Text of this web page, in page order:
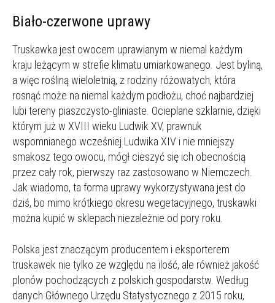
Biało-czerwone uprawy
Truskawka jest owocem uprawianym w niemal każdym
kraju leżącym w strefie klimatu umiarkowanego. Jest byliną,
a więc rośliną wieloletnią, z rodziny różowatych, która
rosnąć może na niemal każdym podłożu, choć najbardziej
lubi tereny piaszczysto-gliniaste. Ocieplane szklarnie, dzięki
którym już w XVIII wieku Ludwik XV, prawnuk
wspomnianego wcześniej Ludwika XIV i nie mniejszy
smakosz tego owocu, mógł cieszyć się ich obecnością
przez cały rok, pierwszy raz zastosowano w Niemczech.
Jak wiadomo, ta forma uprawy wykorzystywana jest do
dziś, bo mimo krótkiego okresu wegetacyjnego, truskawki
można kupić w sklepach niezależnie od pory roku.
Polska jest znaczącym producentem i eksporterem
truskawek nie tylko ze względu na ilość, ale również jakość
plonów pochodzących z polskich gospodarstw. Według
danych Głównego Urzędu Statystycznego z 2015 roku,